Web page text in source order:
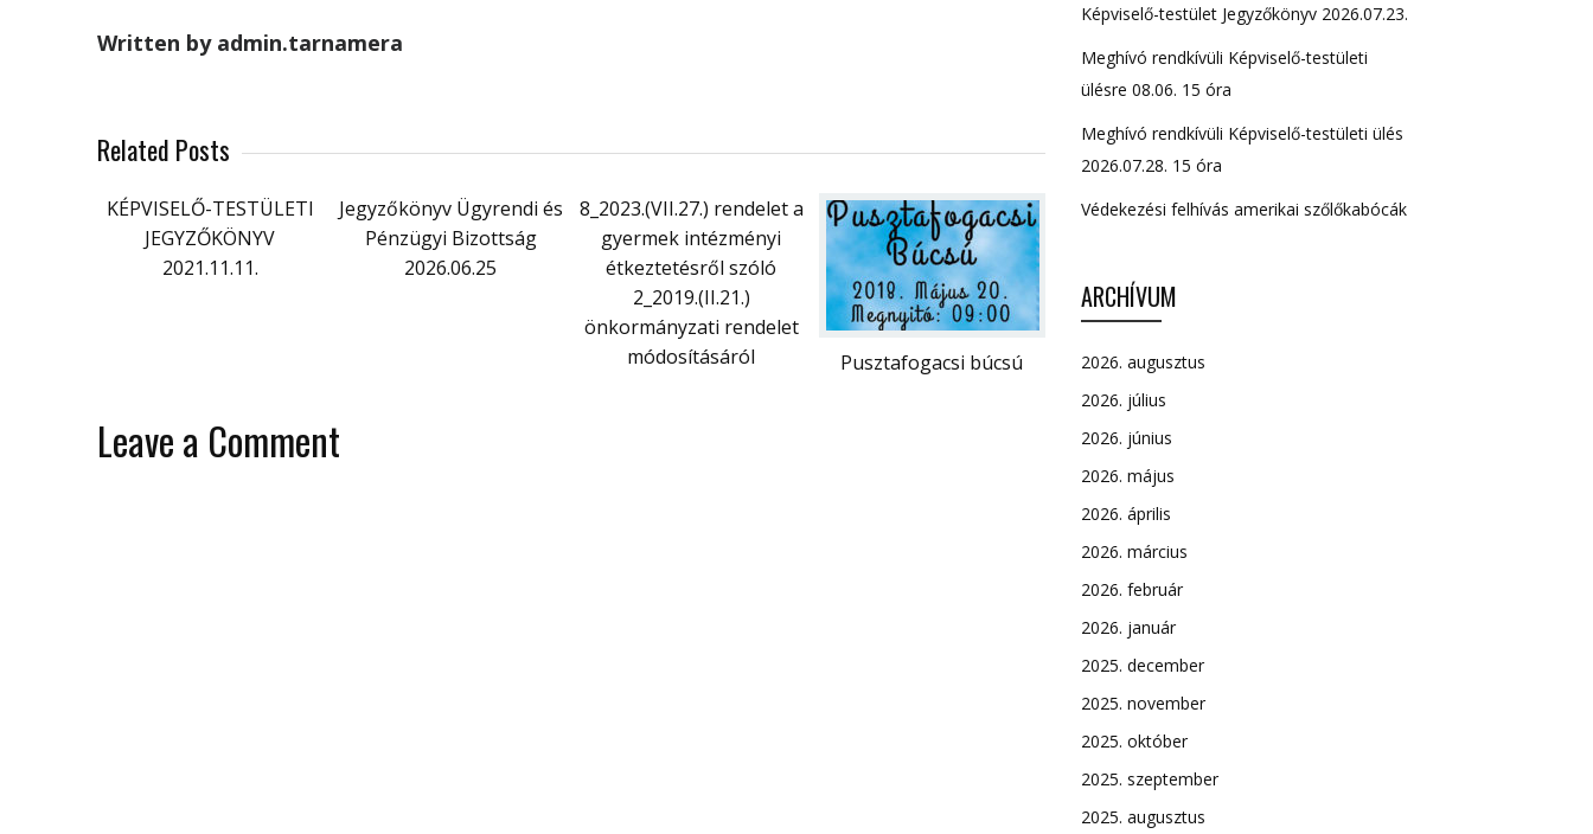
Written by admin.tarnamera
Related Posts
KÉPVISELŐ-TESTÜLETI
JEGYZŐKÖNYV
2021.11.11.
Jegyzőkönyv Ügyrendi és
Pénzügyi Bizottság
2026.06.25
8_2023.(VII.27.) rendelet a
gyermek intézményi
étkeztetésről szóló
2_2019.(II.21.)
önkormányzati rendelet
módosításáról
Pusztafogacsi búcsú
Leave a Comment
Képviselő-testület Jegyzőkönyv 2026.07.23.
Meghívó rendkívüli Képviselő-testületi
ülésre 08.06. 15 óra
Meghívó rendkívüli Képviselő-testületi ülés
2026.07.28. 15 óra
Védekezési felhívás amerikai szőlőkabócák
ARCHÍVUM
2026. augusztus
2026. július
2026. június
2026. május
2026. április
2026. március
2026. február
2026. január
2025. december
2025. november
2025. október
2025. szeptember
2025. augusztus